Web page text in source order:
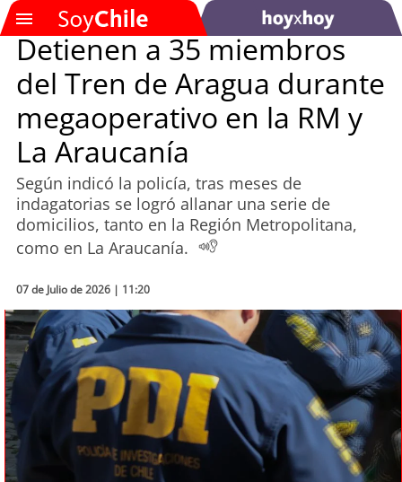
Podcast
Actualidad
Entretención
Economía
Deportes
Tecnología
Sostenibilidad
chile
Detienen a 35 miembros
del Tren de Aragua durante
megaoperativo en la RM y
La Araucanía
Según indicó la policía, tras meses de
indagatorias se logró allanar una serie de
domicilios, tanto en la Región Metropolitana,
como en La Araucanía.
07 de Julio de 2026 | 11:20